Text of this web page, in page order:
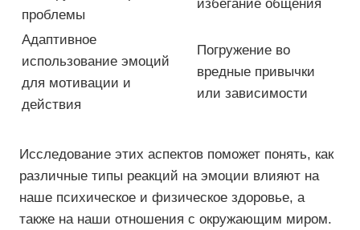
проблемы
избегание общения
Адаптивное
использование эмоций
для мотивации и
действия
Погружение во
вредные привычки
или зависимости
Исследование этих аспектов поможет понять, как
различные типы реакций на эмоции влияют на
наше психическое и физическое здоровье, а
также на наши отношения с окружающим миром.